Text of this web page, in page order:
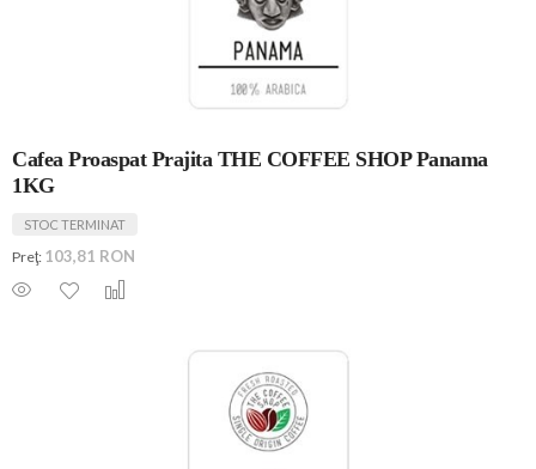
Cafea Proaspat Prajita THE COFFEE SHOP Panama
1KG
STOC TERMINAT
Preţ: 103,81 RON